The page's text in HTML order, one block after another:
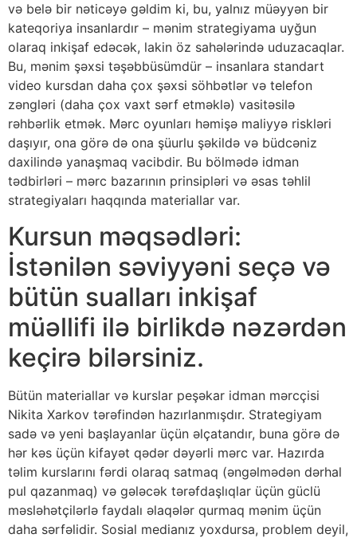
və belə bir nəticəyə gəldim ki, bu, yalnız müəyyən bir
kateqoriya insanlardır – mənim strategiyama uyğun
olaraq inkişaf edəcək, lakin öz sahələrində uduzacaqlar.
Bu, mənim şəxsi təşəbbüsümdür – insanlara standart
video kursdan daha çox şəxsi söhbətlər və telefon
zəngləri (daha çox vaxt sərf etməklə) vasitəsilə
rəhbərlik etmək. Mərc oyunları həmişə maliyyə riskləri
daşıyır, ona görə də ona şüurlu şəkildə və büdcəniz
daxilində yanaşmaq vacibdir. Bu bölmədə idman
tədbirləri – mərc bazarının prinsipləri və əsas təhlil
strategiyaları haqqında materiallar var.
Kursun məqsədləri:
İstənilən səviyyəni seçə və
bütün sualları inkişaf
müəllifi ilə birlikdə nəzərdən
keçirə bilərsiniz.
Bütün materiallar və kurslar peşəkar idman mərcçisi
Nikita Xarkov tərəfindən hazırlanmışdır. Strategiyam
sadə və yeni başlayanlar üçün əlçatandır, buna görə də
hər kəs üçün kifayət qədər dəyərli mərc var. Hazırda
təlim kurslarını fərdi olaraq satmaq (əngəlmədən dərhal
pul qazanmaq) və gələcək tərəfdaşlıqlar üçün güclü
məsləhətçilərlə faydalı əlaqələr qurmaq mənim üçün
daha sərfəlidir. Sosial medianız yoxdursa, problem deyil,